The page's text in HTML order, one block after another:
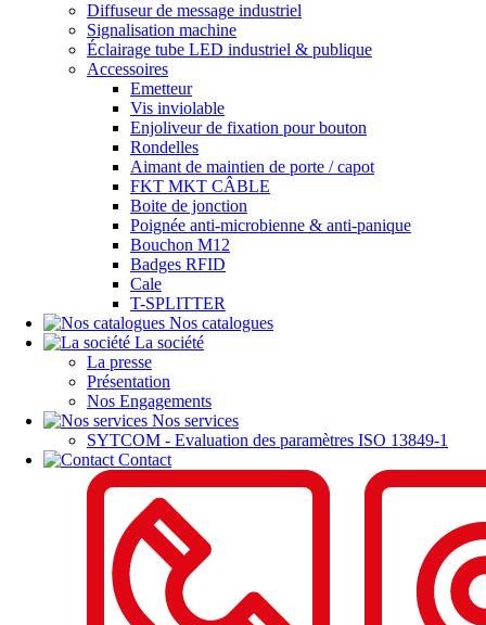
Diffuseur de message industriel
Signalisation machine
Éclairage tube LED industriel & publique
Accessoires
Emetteur
Vis inviolable
Enjoliveur de fixation pour bouton
Rondelles
Aimant de maintien de porte / capot
FKT MKT CÂBLE
Boite de jonction
Poignée anti-microbienne & anti-panique
Bouchon M12
Badges RFID
Cale
T-SPLITTER
Nos catalogues
La société
La presse
Présentation
Nos Engagements
Nos services
SYTCOM - Evaluation des paramètres ISO 13849-1
Contact